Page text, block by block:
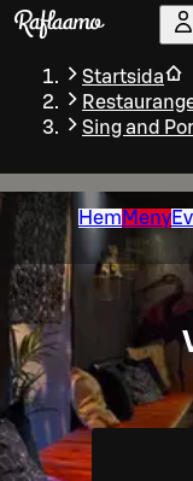
Gå till huvudinnehållet
Startsida
Sing and
Hem Meny